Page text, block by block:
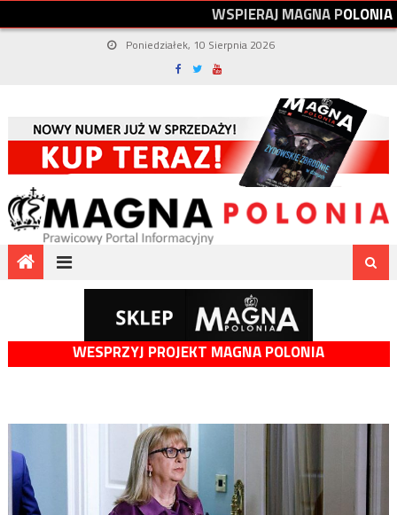
WSPIERAJMAGNAPOLONIA
Poniedziałek, 10 Sierpnia 2026
WESPRZYJ PROJEKT MAGNA POLONIA